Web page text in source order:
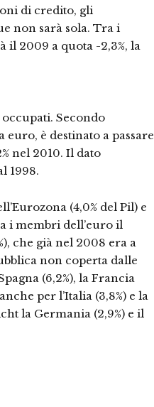
di credito, gli
non sarà sola. Tra i
il 2009 a quota -2,3%, la
Secondo
è destinato a passare
nel 2010. Il dato
1998.
(4,0% del Pil) e
i membri dell’euro il
che già nel 2008 era a
non coperta dalle
(6,2%), la Francia
per l’Italia (3,8%) e la
la Germania (2,9%) e il